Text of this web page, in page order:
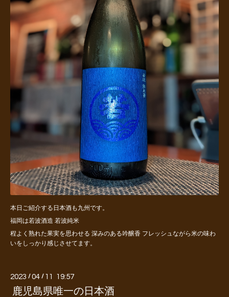
本日ご紹介する日本酒も九州です。
福岡は若波酒造 若波純米
程よく熟れた果実を思わせる 深みのある吟醸香 フレッシュながら米の味わ
いをしっかり感じさせてます。
2023 /04 / 11 19:57
鹿児島県唯一の日本酒